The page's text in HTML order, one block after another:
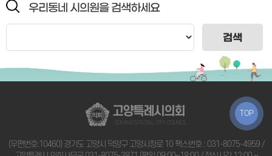
우리동네 시의원을 검색하세요
검색
TOP
고양특례시의회
GOYANG SPECIAL CITY COUNCIL
(우편번호:10460) 경기도 고양시 덕양구 고양시청로 10 팩스번호 : 031-8075-4959 /